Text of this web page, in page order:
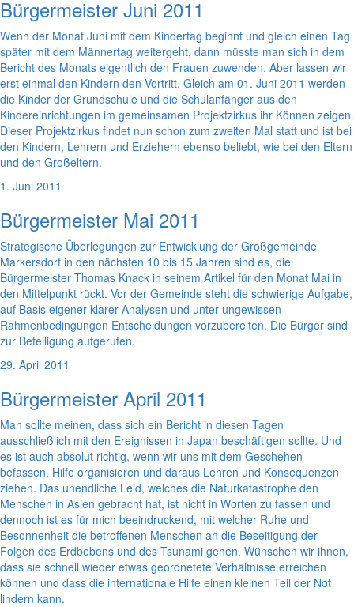
Bürgermeister Juni 2011
Wenn der Monat Juni mit dem Kindertag beginnt und gleich einen Tag
später mit dem Männertag weitergeht, dann müsste man sich in dem
Bericht des Monats eigentlich den Frauen zuwenden. Aber lassen wir
erst einmal den Kindern den Vortritt. Gleich am 01. Juni 2011 werden
die Kinder der Grundschule und die Schulanfänger aus den
Kindereinrichtungen im gemeinsamen Projektzirkus ihr Können zeigen.
Dieser Projektzirkus findet nun schon zum zweiten Mal statt und ist bei
den Kindern, Lehrern und Erziehern ebenso beliebt, wie bei den Eltern
und den Großeltern.
1. Juni 2011
Bürgermeister Mai 2011
Strategische Überlegungen zur Entwicklung der Großgemeinde
Markersdorf in den nächsten 10 bis 15 Jahren sind es, die
Bürgermeister Thomas Knack in seinem Artikel für den Monat Mai in
den Mittelpunkt rückt. Vor der Gemeinde steht die schwierige Aufgabe,
auf Basis eigener klarer Analysen und unter ungewissen
Rahmenbedingungen Entscheidungen vorzubereiten. Die Bürger sind
zur Beteiligung aufgerufen.
29. April 2011
Bürgermeister April 2011
Man sollte meinen, dass sich ein Bericht in diesen Tagen
ausschließlich mit den Ereignissen in Japan beschäftigen sollte. Und
es ist auch absolut richtig, wenn wir uns mit dem Geschehen
befassen, Hilfe organisieren und daraus Lehren und Konsequenzen
ziehen. Das unendliche Leid, welches die Naturkatastrophe den
Menschen in Asien gebracht hat, ist nicht in Worten zu fassen und
dennoch ist es für mich beeindruckend, mit welcher Ruhe und
Besonnenheit die betroffenen Menschen an die Beseitigung der
Folgen des Erdbebens und des Tsunami gehen. Wünschen wir ihnen,
dass sie schnell wieder etwas geordnetete Verhältnisse erreichen
können und dass die internationale Hilfe einen kleinen Teil der Not
lindern kann.